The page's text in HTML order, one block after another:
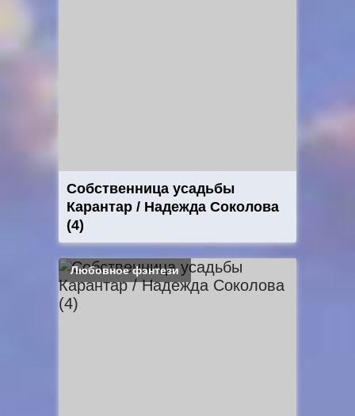
Собственница усадьбы
Карантар / Надежда Соколова
(4)
Любовное фэнтези